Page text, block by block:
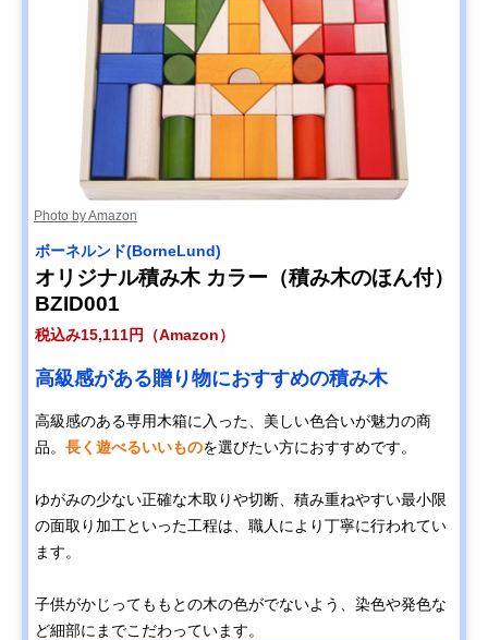
Photo by Amazon
ボーネルンド(BorneLund)
オリジナル積み木 カラー（積み木のほん付）
BZID001
税込み15,111円（Amazon）
高級感がある贈り物におすすめの積み木
高級感のある専用木箱に入った、美しい色合いが魅力の商
品。 長く遊べるいいものを選びたい方におすすめです。
ゆがみの少ない正確な木取りや切断、積み重ねやすい最小限
の面取り加工といった工程は、職人により丁寧に行われてい
ます。
子供がかじってももとの木の色がでないよう、染色や発色な
ど細部にまでこだわっています。